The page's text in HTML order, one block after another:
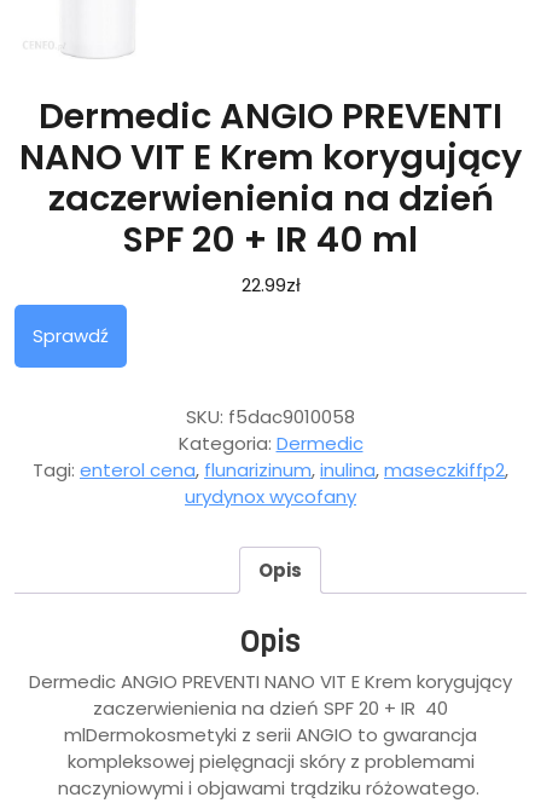
Dermedic ANGIO PREVENTI
NANO VIT E Krem korygujący
zaczerwienienia na dzień
SPF 20 + IR 40 ml
22.99zł
Sprawdź
SKU: f5dac9010058
Kategoria: Dermedic
Tagi: enterol cena, flunarizinum,inulina,maseczkiffp2,
urydynox wycofany
Opis
Opis
Dermedic ANGIO PREVENTI NANO VIT E Krem korygujący
zaczerwienienia na dzień SPF 20 + IR 40
mlDermokosmetyki z serii ANGIO to gwarancja
kompleksowej pielęgnacji skóry z problemami
naczyniowymi i objawami trądziku różowatego.